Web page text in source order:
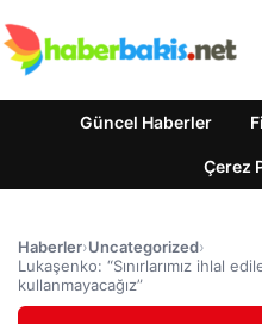
Güncel Haberler
Çerez
Haberler›Uncategorized›
Lukaşenko: “Sınırlarımız ihlal
kullanmayacağız”